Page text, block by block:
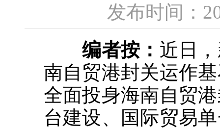
发布时间：
编者按： 近日
南自贸港封关运作
全面投身海南自贸
台建设、国际贸易